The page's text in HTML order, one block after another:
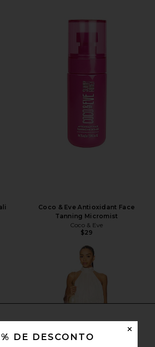
Coco & Eve Antioxidant Face
Tanning Micromist
Coco & Eve
$29
DE DESCONTO